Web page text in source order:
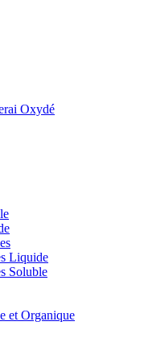
Oxydé
Liquide
Soluble
et Organique